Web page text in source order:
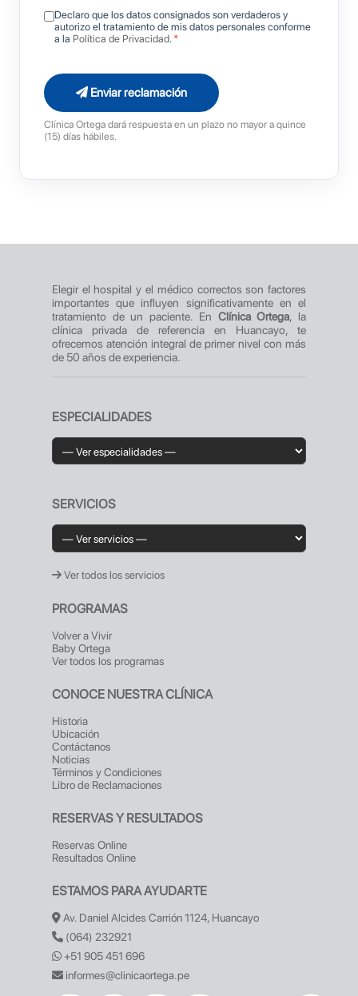
Declaro que los datos consignados son verdaderos y
autorizo el tratamiento de mis datos personales conforme
a la Política de Privacidad. *
Enviar reclamación
Clínica Ortega dará respuesta en un plazo no mayor a quince
(15) días hábiles.
Elegir el hospital y el médico correctos son factores
importantes que influyen significativamente en el
tratamiento de un paciente. En Clínica Ortega, la
clínica privada de referencia en Huancayo, te
ofrecemos atención integral de primer nivel con más
de 50 años de experiencia.
ESPECIALIDADES
SERVICIOS
Ver todos los servicios
PROGRAMAS
Volver a Vivir
Baby Ortega
Ver todos los programas
CONOCE NUESTRA CLÍNICA
Historia
Ubicación
Contáctanos
Noticias
Términos y Condiciones
Libro de Reclamaciones
RESERVAS Y RESULTADOS
Reservas Online
Resultados Online
ESTAMOS PARA AYUDARTE
Av. Daniel Alcides Carrión 1124, Huancayo
(064) 232921
+51 905 451 696
informes@clinicaortega.pe